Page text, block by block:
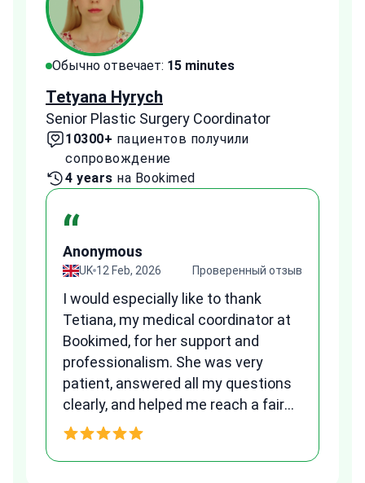
Обычно отвечает: 15 minutes
Tetyana Hyrych
Senior Plastic Surgery Coordinator
10300+ пациентов получили
сопровождение
4 years на Bookimed
“
Anonymous
UK 12 Feb, 2026 Проверенный отзыв
I would especially like to thank
Tetiana, my medical coordinator at
Bookimed, for her support and
professionalism. She was very
patient, answered all my questions
clearly, and helped me reach a fair
and transparent agreement. Her